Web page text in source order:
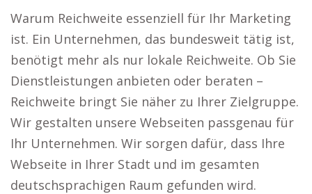
Warum Reichweite essenziell für Ihr Marketing
ist. Ein Unternehmen, das bundesweit tätig ist,
benötigt mehr als nur lokale Reichweite. Ob Sie
Dienstleistungen anbieten oder beraten –
Reichweite bringt Sie näher zu Ihrer Zielgruppe.
Wir gestalten unsere Webseiten passgenau für
Ihr Unternehmen. Wir sorgen dafür, dass Ihre
Webseite in Ihrer Stadt und im gesamten
deutschsprachigen Raum gefunden wird.